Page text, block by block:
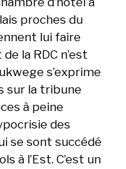
proches du
lui faire
la RDC n’est
s’exprime
sur la tribune
à peine
des
se sont succédé
à l’Est. C’est un